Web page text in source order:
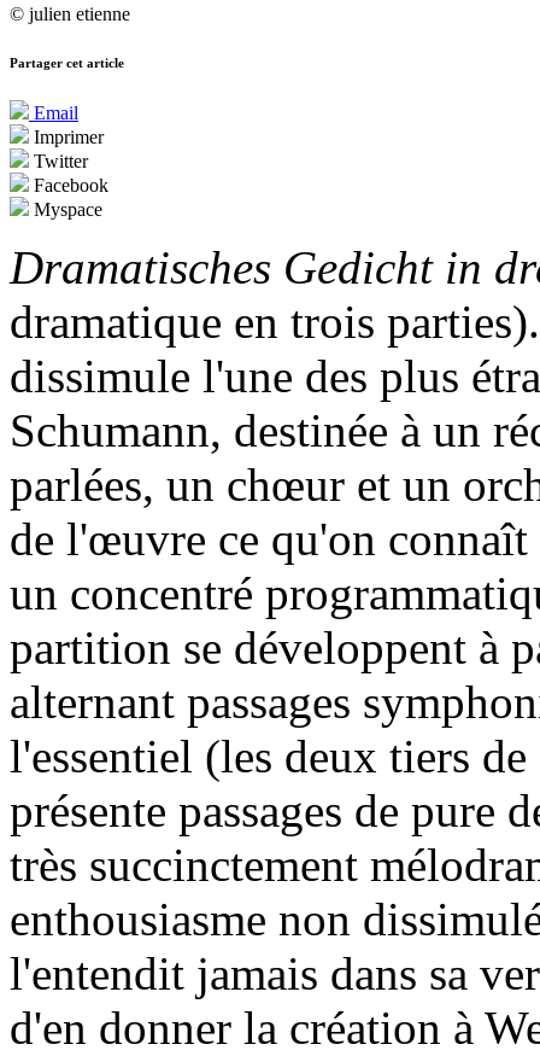
© julien etienne
Partager cet article
Email
Imprimer
Twitter
Facebook
Myspace
Dramatisches Gedicht in
dramatique en trois
dissimule l'une des plus
Schumann, destinée à un
parlées, un chœur et un
de l'œuvre ce qu'on
un concentré
partition se développent à
alternant passages
l'essentiel (les deux tiers
présente passages de pure
très succinctement
enthousiasme non
l'entendit jamais dans sa
d'en donner la création à